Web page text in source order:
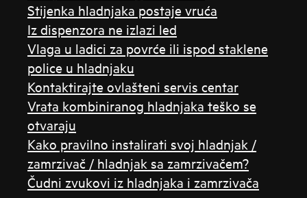
Stijenka hladnjaka postaje vruća
Iz dispenzora ne izlazi led
Vlaga u ladici za povrće ili ispod staklene
police u hladnjaku
Kontaktirajte ovlašteni servis centar
Vrata kombiniranog hladnjaka teško se
otvaraju
Kako pravilno instalirati svoj hladnjak /
zamrzivač / hladnjak sa zamrzivačem?
Čudni zvukovi iz hladnjaka i zamrzivača